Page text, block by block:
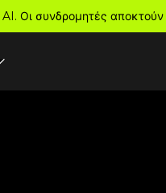
AI. Οι συνδρομητές αποκτούν